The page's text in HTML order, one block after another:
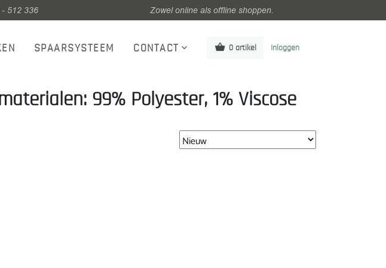
512 336 Zowel online als offline shoppen.
SPAARSYSTEEM CONTACT 0 artikel Inloggen
99% Polyester, 1% Viscose